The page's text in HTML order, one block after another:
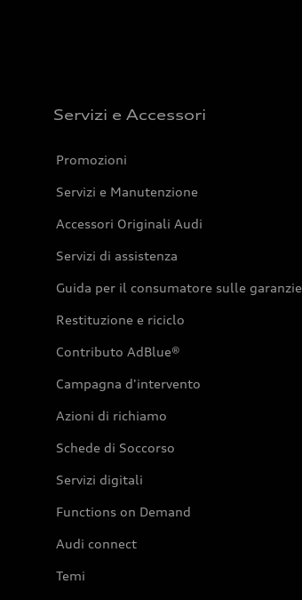
Servizi e Accessori
Promozioni
Servizi e Manutenzione
Accessori Originali Audi
Servizi di assistenza
Guida per il consumatore sulle garanzie
Restituzione e riciclo
Contributo AdBlue®
Campagna d'intervento
Azioni di richiamo
Schede di Soccorso
Servizi digitali
Functions on Demand
Audi connect
Temi